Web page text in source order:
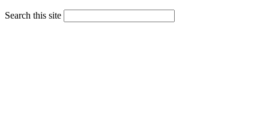
Search this site